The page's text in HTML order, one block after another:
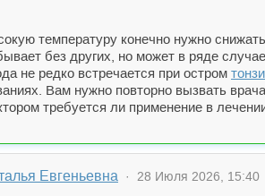
температуру конечно нужно
без других, но может в ряде
не редко встречается при остром
Вам нужно повторно вызвать
требуется ли применение в
Евгеньевна · 28 Июля 2026, 15:40